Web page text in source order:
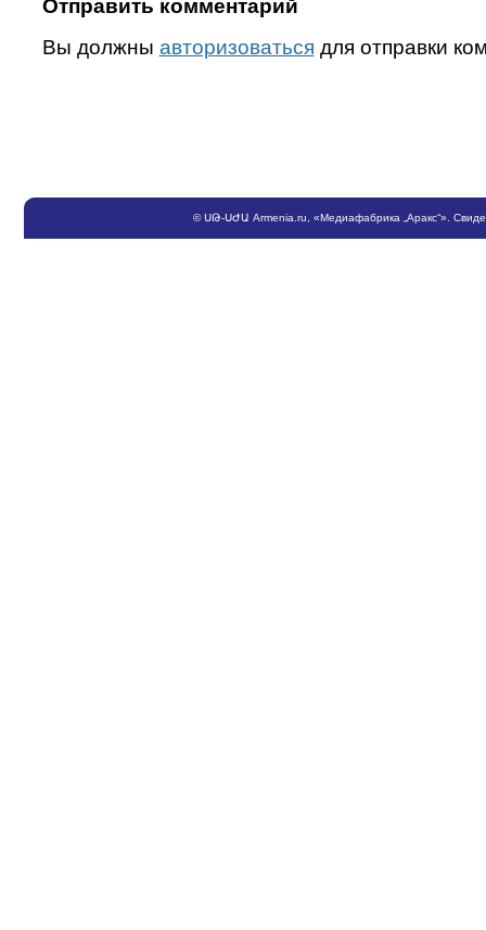
Отправить комментарий
Вы должны авторизоваться для отправки
©ՍԹ-ՍԺԱ Armenia.ru , «Медиафабрика „Аракс“».